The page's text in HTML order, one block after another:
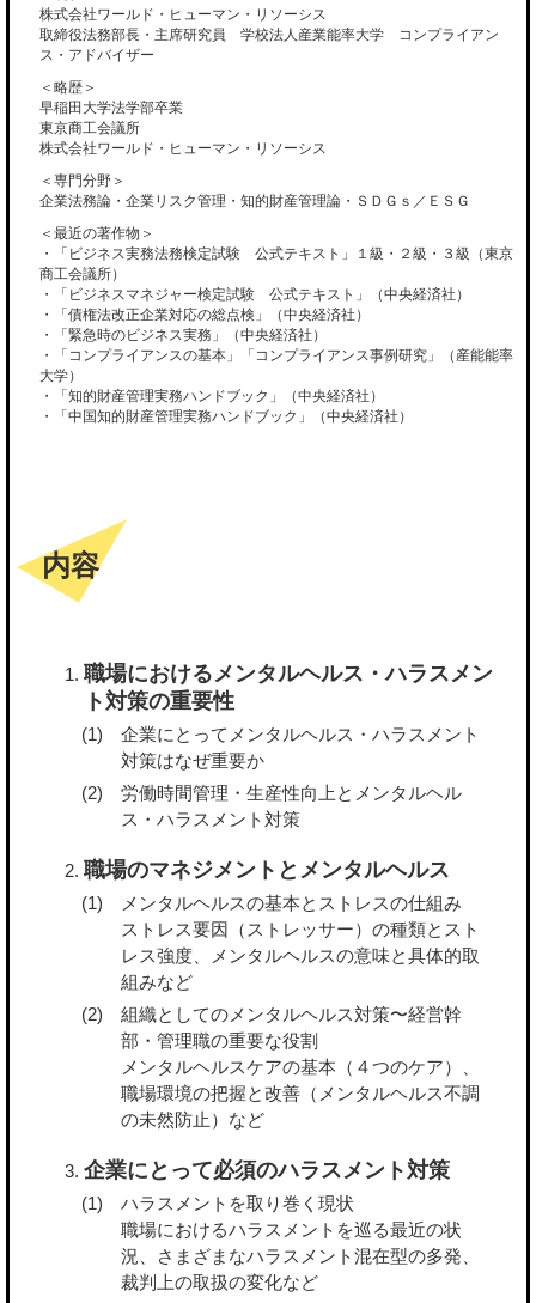
株式会社ワールド・ヒューマン・リソーシス
取締役法務部長・主席研究員 学校法人産業能率大学 コンプライアン
ス・アドバイザー
＜略歴＞
早稲田大学法学部卒業
東京商工会議所
株式会社ワールド・ヒューマン・リソーシス
＜専門分野＞
企業法務論・企業リスク管理・知的財産管理論・ＳＤＧｓ／ＥＳＧ
＜最近の著作物＞
・「ビジネス実務法務検定試験 公式テキスト」１級・２級・３級（東京
商工会議所）
・「ビジネスマネジャー検定試験 公式テキスト」（中央経済社）
・「債権法改正企業対応の総点検」（中央経済社）
・「緊急時のビジネス実務」（中央経済社）
・「コンプライアンスの基本」「コンプライアンス事例研究」（産能能率
大学）
・「知的財産管理実務ハンドブック」（中央経済社）
・「中国知的財産管理実務ハンドブック」（中央経済社）
内容
職場におけるメンタルヘルス・ハラスメン
ト対策の重要性
企業にとってメンタルヘルス・ハラスメント
対策はなぜ重要か
労働時間管理・生産性向上とメンタルヘル
ス・ハラスメント対策
職場のマネジメントとメンタルヘルス
メンタルヘルスの基本とストレスの仕組み
ストレス要因（ストレッサー）の種類とスト
レス強度、メンタルヘルスの意味と具体的取
組みなど
組織としてのメンタルヘルス対策〜経営幹
部・管理職の重要な役割
メンタルヘルスケアの基本（４つのケア）、
職場環境の把握と改善（メンタルヘルス不調
の未然防止）など
企業にとって必須のハラスメント対策
ハラスメントを取り巻く現状
職場におけるハラスメントを巡る最近の状
況、さまざまなハラスメント混在型の多発、
裁判上の取扱の変化など